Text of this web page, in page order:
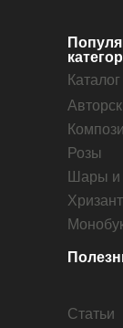
Розы
Шары и
Статьи